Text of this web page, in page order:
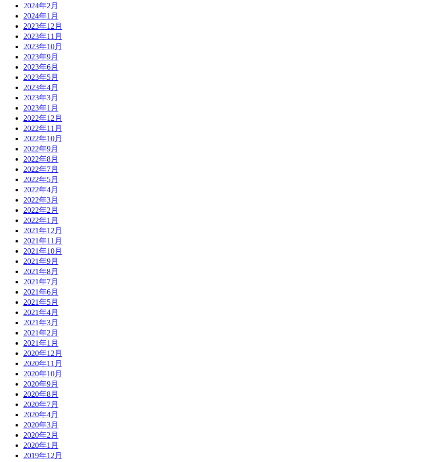
2024年2月
2024年1月
2023年12月
2023年11月
2023年10月
2023年9月
2023年6月
2023年5月
2023年4月
2023年3月
2023年1月
2022年12月
2022年11月
2022年10月
2022年9月
2022年8月
2022年7月
2022年5月
2022年4月
2022年3月
2022年2月
2022年1月
2021年12月
2021年11月
2021年10月
2021年9月
2021年8月
2021年7月
2021年6月
2021年5月
2021年4月
2021年3月
2021年2月
2021年1月
2020年12月
2020年11月
2020年10月
2020年9月
2020年8月
2020年7月
2020年4月
2020年3月
2020年2月
2020年1月
2019年12月